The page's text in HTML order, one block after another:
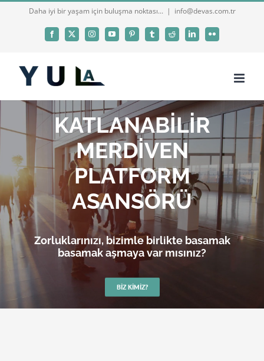
Daha iyi bir yaşam için buluşma noktası... | info@devas.com.tr
Facebook
X InstagramYouTubePinterestTumblrReddit LinkedInFlickr
KATLANABİLİR
MERDİVEN
PLATFORM
ASANSÖRÜ
Zorluklarınızı, bizimle birlikte basamak
basamak aşmaya var mısınız?
BIZ KIMIZ?